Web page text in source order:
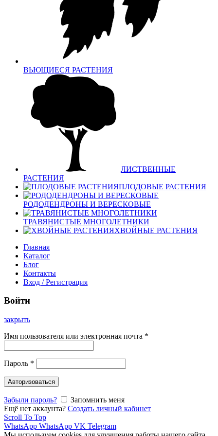
ВЬЮЩИЕСЯ РАСТЕНИЯ
ЛИСТВЕННЫЕ
РАСТЕНИЯ
ПЛОДОВЫЕ РАСТЕНИЯ
РОДОДЕНДРОНЫ И ВЕРЕСКОВЫЕ
ТРАВЯНИСТЫЕ МНОГОЛЕТНИКИ
ХВОЙНЫЕ РАСТЕНИЯ
Главная
Каталог
Блог
Контакты
Вход / Регистрация
Войти
закрыть
Имя пользователя или электронная почта *
Пароль *
Авторизоваться
Забыли пароль?
Запомнить меня
Ещё нет аккаунта? Создать личный кабинет
Scroll To Top
WhatsApp WhatsApp VK Telegram